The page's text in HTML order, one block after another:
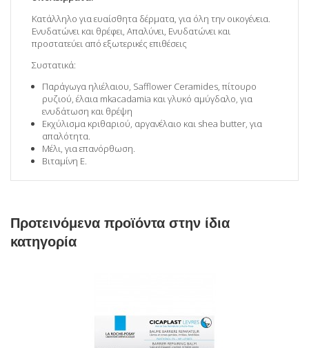
Κατάλληλο για ευαίσθητα δέρματα, για όλη την οικογένεια.
Ενυδατώνει και θρέφει, Απαλύνει, Ενυδατώνει και
προστατεύει από εξωτερικές επιθέσεις
Συστατικά:
Παράγωγα ηλιέλαιου, Safflower Ceramides, πίτουρο
ρυζιού, έλαια mkacadamia και γλυκό αμύγδαλο, για
ενυδάτωση και θρέψη
Εκχύλισμα κριθαριού, αργανέλαιο και shea butter, για
απαλότητα.
Μέλι, για επανόρθωση.
Βιταμίνη Ε.
Προτεινόμενα προϊόντα στην ίδια
κατηγορία